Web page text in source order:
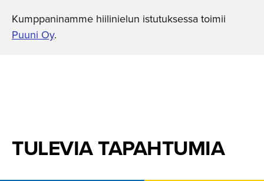
Kumppaninamme hiilinielun istutuksessa toimii
Puuni Oy.
TULEVIA TAPAHTUMIA